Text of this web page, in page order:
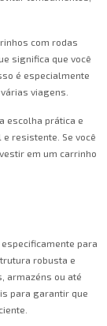
com rodas
significa que você
é especialmente
viagens.
escolha prática e
resistente. Se você
em um carrinho
para
robusta e
armazéns ou até
para garantir que